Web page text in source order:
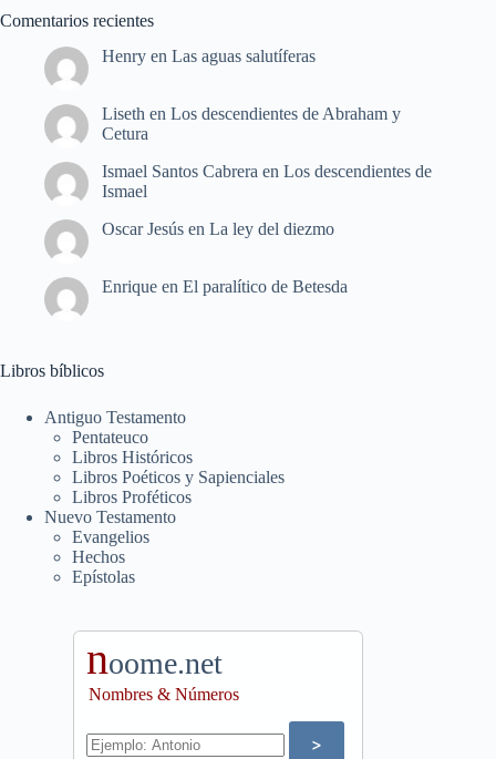
Comentarios recientes
Henry en Las aguas salutíferas
Liseth en Los descendientes de Abraham y
Cetura
Ismael Santos Cabrera en Los descendientes de
Ismael
Oscar Jesús en La ley del diezmo
Enrique en El paralítico de Betesda
Libros bíblicos
Antiguo Testamento
Pentateuco
Libros Históricos
Libros Poéticos y Sapienciales
Libros Proféticos
Nuevo Testamento
Evangelios
Hechos
Epístolas
noome.net
Nombres & Números